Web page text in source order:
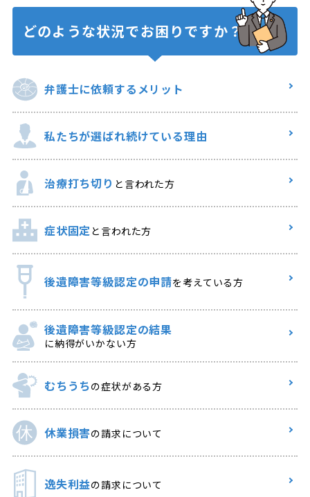
どのような状況でお困りですか？
弁護士に依頼するメリット
私たちが選ばれ続けている理由
治療打ち切り と言われた方
症状固定 と言われた方
後遺障害等級認定の申請を考えている方
後遺障害等級認定の結果
に納得がいかない方
むちうちの症状がある方
休業損害の請求について
逸失利益の請求について